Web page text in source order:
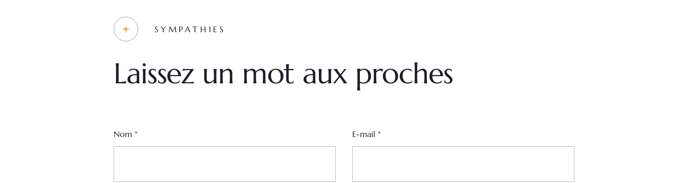
SYMPATHIES
Laissez un mot aux proches
Nom * E-mail *